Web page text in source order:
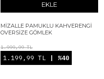
EKLE
MIZALLE PAMUKLU KAHVERENGI
OVERSIZE GÖMLEK
1.999,99 TL
1.199,99 TL | %40